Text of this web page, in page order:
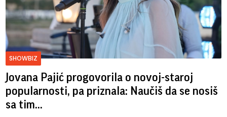
SHOWBIZ
Jovana Pajić progovorila o novoj-staroj
popularnosti, pa priznala: Naučiš da se nosiš
sa tim...